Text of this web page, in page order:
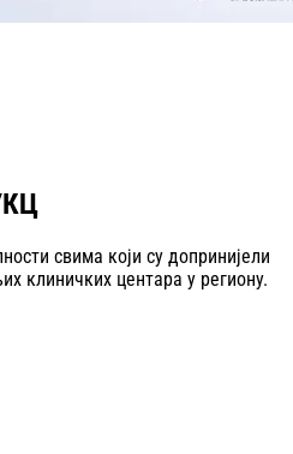
свима који су допринијели
клиничких центара у региону.